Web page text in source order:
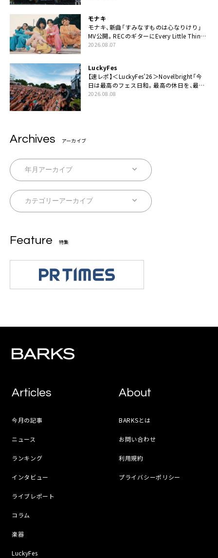
モナキ
モナキ、新曲「すみなすものは心なりけり」
MV公開。RECのギターにEvery Little Thing・
伊藤一朗参加も
2026.08.07
LuckyFes
【速レポ】＜LuckyFes’26＞Novelbright「今
日は最高のフェス日和。最高の休日を、最高
の夏休みを作っていきたい」
2026.08.08
Archives アーカイブ
Feature 特集
Articles
今月の記事
ニュース
ランキング
インタビュー
ライブレポート
コラム
楽器
LuckyFes
About
BARKSとは
お問い合わせ
利用規約
プライバシーポリシー